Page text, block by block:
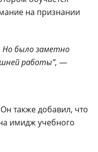
на признании
Но было заметно
работы”, —
также добавил, что
имидж учебного